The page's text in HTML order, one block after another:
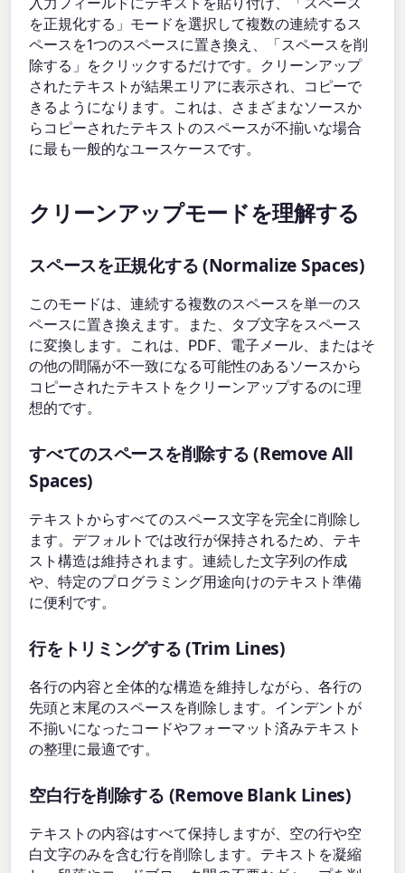
を正規化する」モードを選択して複数の連続するス
ペースを1つのスペースに置き換え、「スペースを削
除する」をクリックするだけです。クリーンアップ
されたテキストが結果エリアに表示され、コピーで
きるようになります。これは、さまざまなソースか
らコピーされたテキストのスペースが不揃いな場合
に最も一般的なユースケースです。
クリーンアップモードを理解する
スペースを正規化する (Normalize Spaces)
このモードは、連続する複数のスペースを単一のス
ペースに置き換えます。また、タブ文字をスペース
に変換します。これは、PDF、電子メール、またはそ
の他の間隔が不一致になる可能性のあるソースから
コピーされたテキストをクリーンアップするのに理
想的です。
すべてのスペースを削除する (Remove All
Spaces)
テキストからすべてのスペース文字を完全に削除し
ます。デフォルトでは改行が保持されるため、テキ
スト構造は維持されます。連続した文字列の作成
や、特定のプログラミング用途向けのテキスト準備
に便利です。
行をトリミングする (Trim Lines)
各行の内容と全体的な構造を維持しながら、各行の
先頭と末尾のスペースを削除します。インデントが
不揃いになったコードやフォーマット済みテキスト
の整理に最適です。
空白行を削除する (Remove Blank Lines)
テキストの内容はすべて保持しますが、空の行や空
白文字のみを含む行を削除します。テキストを凝縮